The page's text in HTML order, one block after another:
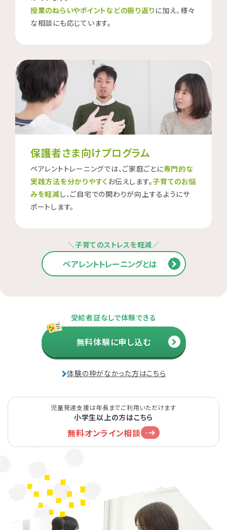
授業のねらいやポイントなどの振り返り に加え、様々
な相談にも応じています。
保護者さま向けプログラム
ペアレントトレーニングでは、ご家庭ごとに専門的な
実践方法を分かりやすく お伝えします。子育てのお悩
みを軽減し、ご自宅での関わりが向上するようにサ
ポートします。
＼子育てのストレスを軽減／
ペアレントトレーニングとは
受給者証なしで体験できる
無料体験に申し込む
体験の枠がなかった方はこちら
児童発達支援は年長までご利用いただけます
小学生以上の方はこちら
無料オンライン相談